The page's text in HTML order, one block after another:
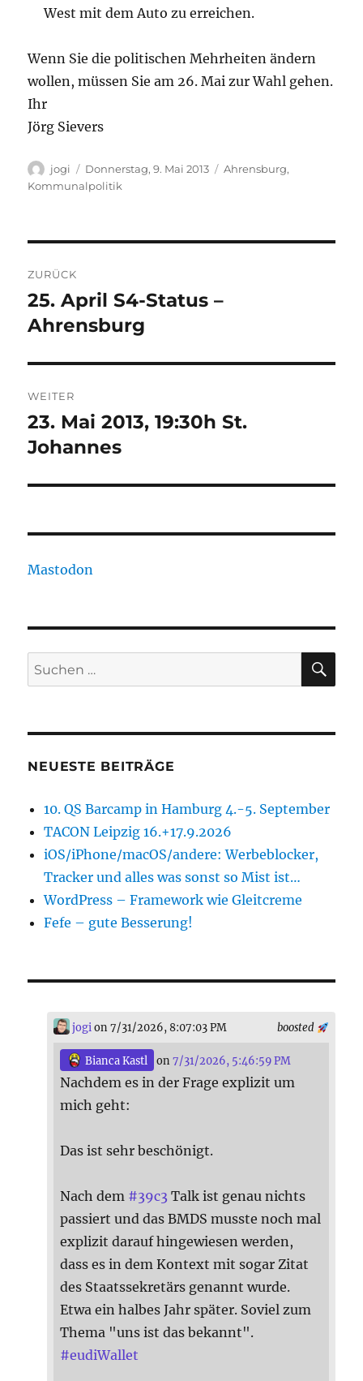
West mit dem Auto zu erreichen.
Wenn Sie die politischen Mehrheiten ändern
wollen, müssen Sie am 26. Mai zur Wahl gehen.
Ihr
Jörg Sievers
Autor
jogi
Veröffentlicht
am
Donnerstag, 9. Mai 2013 Kategorien
Ahrensburg,
Kommunalpolitik
ZURÜCK
Vorheriger
Beitrag:
25. April S4-Status –
Ahrensburg
WEITER
Nächster
Beitrag:
23. Mai 2013, 19:30h St.
Johannes
Mastodon
Suchen
nach:
NEUESTE BEITRÄGE
10. QS Barcamp in Hamburg 4.-5. September
TACON Leipzig 16.+17.9.2026
iOS/iPhone/macOS/andere: Werbeblocker,
Tracker und alles was sonst so Mist ist…
WordPress – Framework wie Gleitcreme
Fefe – gute Besserung!
boosted
jogion 7/31/2026, 8:07:03 PM
Bianca Kastl on7/31/2026, 5:46:59 PM
Nachdem es in der Frage explizit um
mich geht:
Das ist sehr beschönigt.
Nach dem #39c3 Talk ist genau nichts
passiert und das BMDS musste noch mal
explizit darauf hingewiesen werden,
dass es in dem Kontext mit sogar Zitat
des Staatssekretärs genannt wurde.
Etwa ein halbes Jahr später. Soviel zum
Thema "uns ist das bekannt".
#eudiWallet